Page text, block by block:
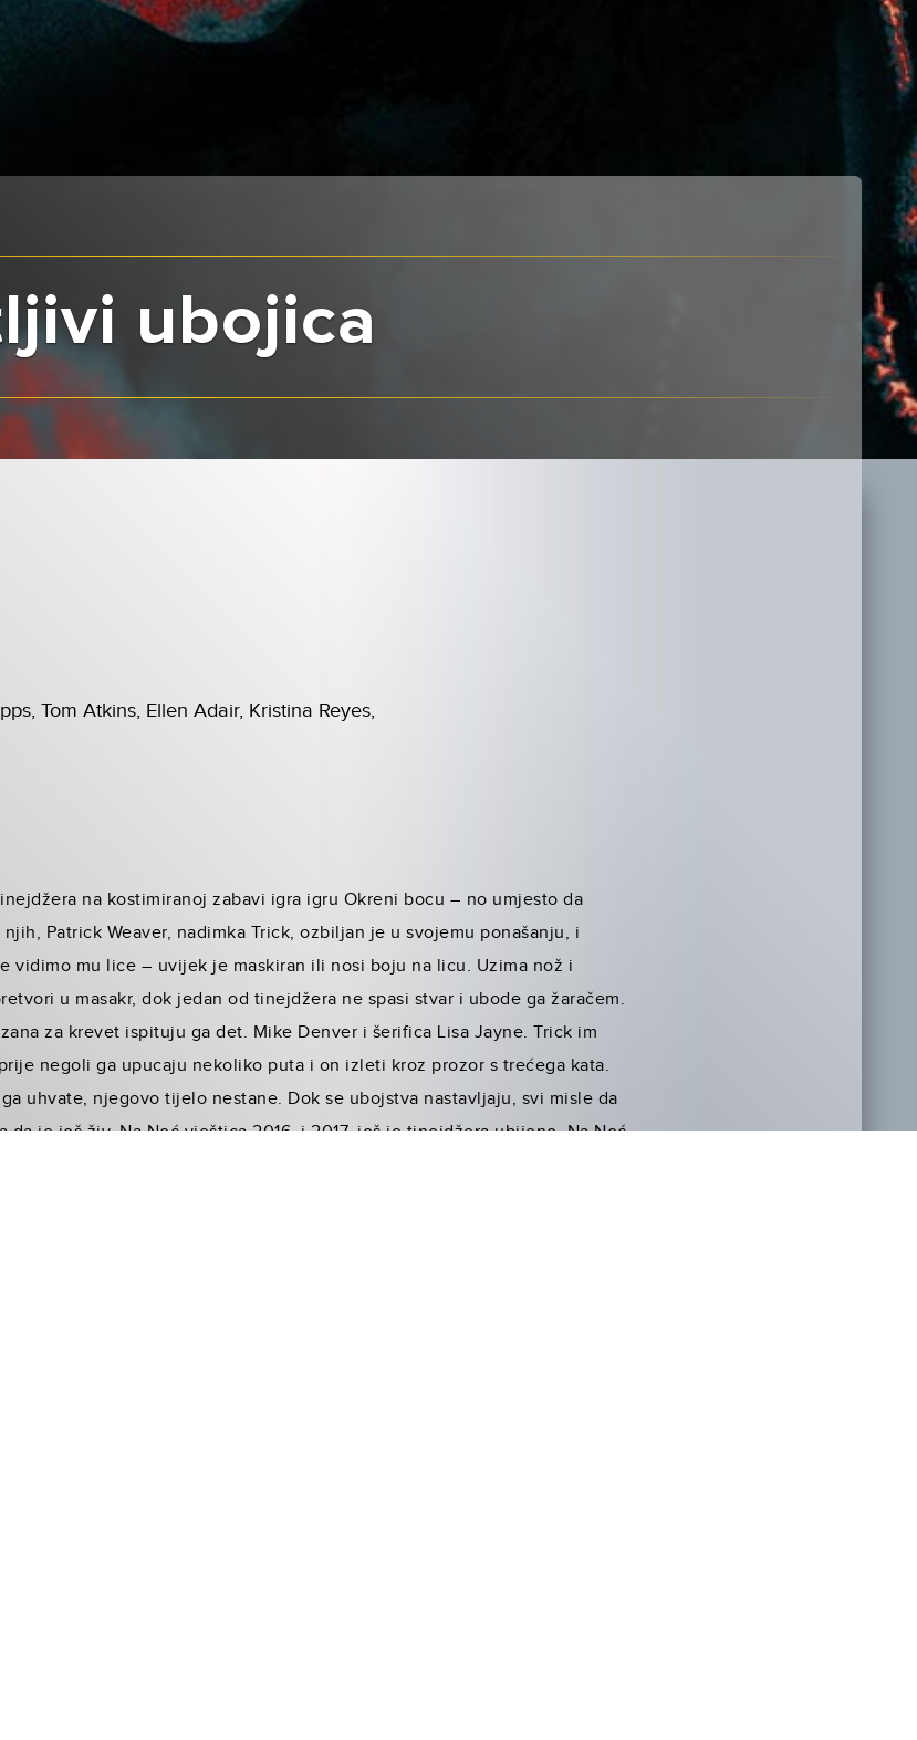
ubojica
Tom Atkins, Ellen Adair, Kristina Reyes,
na kostimiranoj zabavi igra igru Okreni bocu – no umjesto da
Patrick Weaver, nadimka Trick, ozbiljan je u svojemu ponašanju, i
vidimo mu lice – uvijek je maskiran ili nosi boju na licu. Uzima nož i
u masakr, dok jedan od tinejdžera ne spasi stvar i ubode ga žaračem.
za krevet ispituju ga det. Mike Denver i šerifica Lisa Jayne. Trick im
negoli ga upucaju nekoliko puta i on izleti kroz prozor s trećega kata.
uhvate, njegovo tijelo nestane. Dok se ubojstva nastavljaju, svi misle da
da je još živ. Na Noć vještica 2016. i 2017. još je tinejdžera ubijeno. Na Noć